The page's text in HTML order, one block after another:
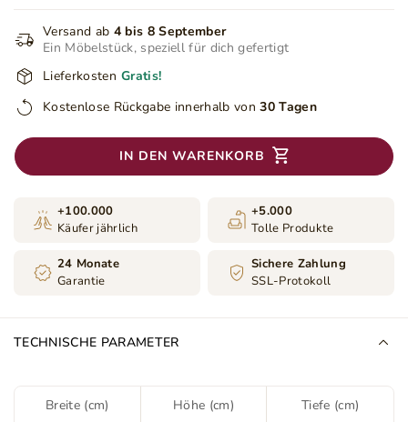
Versand ab 4 bis 8 September
Ein Möbelstück, speziell für dich gefertigt
Lieferkosten Gratis!
Kostenlose Rückgabe innerhalb von 30 Tagen
IN DEN WARENKORB
+100.000
Käufer jährlich
+5.000
Tolle Produkte
24 Monate
Garantie
Sichere Zahlung
SSL-Protokoll
TECHNISCHE PARAMETER
Breite (cm)
Höhe (cm)
Tiefe (cm)